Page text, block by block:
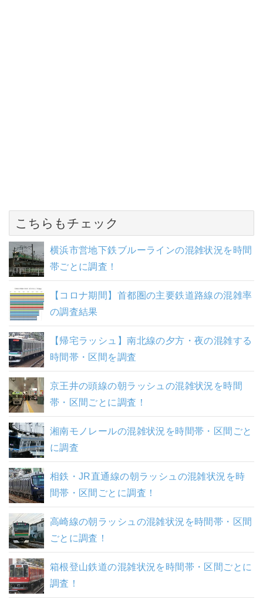
こちらもチェック
横浜市営地下鉄ブルーラインの混雑状況を時間
帯ごとに調査！
【コロナ期間】首都圏の主要鉄道路線の混雑率
の調査結果
【帰宅ラッシュ】南北線の夕方・夜の混雑する
時間帯・区間を調査
京王井の頭線の朝ラッシュの混雑状況を時間
帯・区間ごとに調査！
湘南モノレールの混雑状況を時間帯・区間ごと
に調査
相鉄・JR直通線の朝ラッシュの混雑状況を時
間帯・区間ごとに調査！
高崎線の朝ラッシュの混雑状況を時間帯・区間
ごとに調査！
箱根登山鉄道の混雑状況を時間帯・区間ごとに
調査！